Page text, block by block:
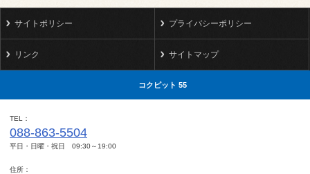
サイトポリシー プライバシーポリシー
リンク サイトマップ
コクピット 55
TEL
088-863-5504
平日・日曜・祝日 09:30～19:00
住所